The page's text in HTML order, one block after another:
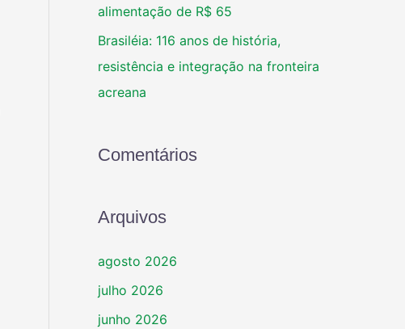
alimentação de R$ 65
Brasiléia: 116 anos de história,
resistência e integração na fronteira
acreana
Comentários
Arquivos
agosto 2026
julho 2026
junho 2026